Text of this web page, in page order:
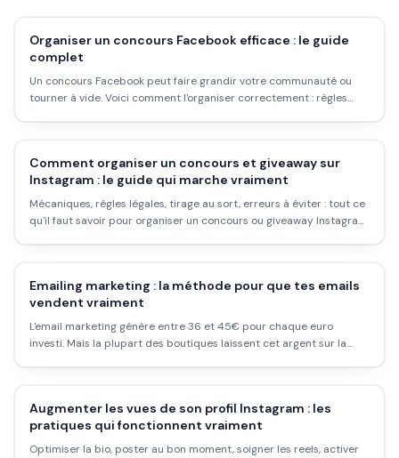
Organiser un concours Facebook efficace : le guide
complet
Un concours Facebook peut faire grandir votre communauté ou
tourner à vide. Voici comment l'organiser correctement : règles
Comment organiser un concours et giveaway sur
Instagram : le guide qui marche vraiment
Mécaniques, règles légales, tirage au sort, erreurs à éviter : tout ce
qu'il faut savoir pour organiser un concours ou giveaway Instagram
Emailing marketing : la méthode pour que tes emails
vendent vraiment
L'email marketing génère entre 36 et 45€ pour chaque euro
investi. Mais la plupart des boutiques laissent cet argent sur la
Augmenter les vues de son profil Instagram : les
pratiques qui fonctionnent vraiment
Optimiser la bio, poster au bon moment, soigner les reels, activer